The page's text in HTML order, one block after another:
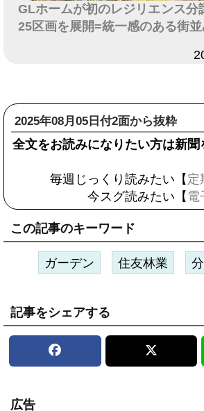
GLホームが初のレジリエンス分
25区画を展開=統一感のある街
2025年08月05日付2面から抜粋
全文をお読みになりたい方は新
毎週じっくり読みたい【 定
今スグ読みたい【 電
この記事のキーワード
ガーデン 住友林業
記事をシェアする
広告